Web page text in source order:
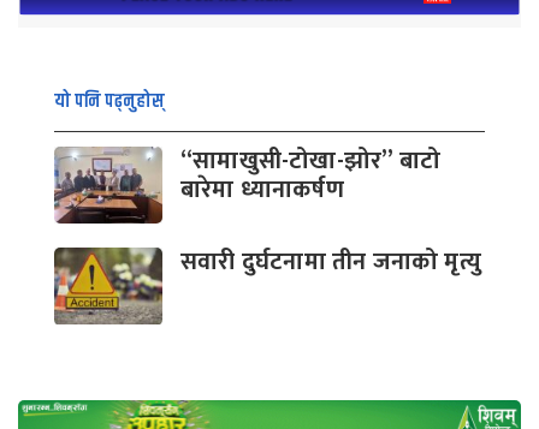
यो पनि पढ्नुहोस्
“सामाखुसी-टोखा-झोर” बाटो
बारेमा ध्यानाकर्षण
सवारी दुर्घटनामा तीन जनाको मृत्यु